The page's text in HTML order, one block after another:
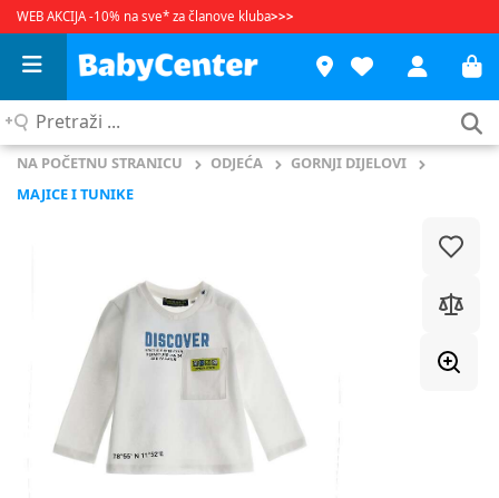
WEB AKCIJA -10% na sve* za članove kluba>>>
Pretraži
NA POČETNU STRANICU ODJEĆA
GORNJI DIJELOVI
MAJICE I TUNIKE